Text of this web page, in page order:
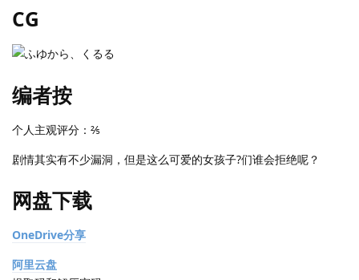
CG
编者按
个人主观评分：⅖
剧情其实有不少漏洞，但是这么可爱的女孩子?们谁会拒绝呢？
网盘下载
OneDrive分享
阿里云盘